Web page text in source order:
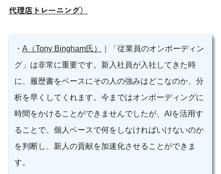
代理店トレーニング）
・ A（Tony Bingham氏）
｜「従業員のオンボーディン
グ」は非常に重要です。新入社員が入社してきた時
に、履歴書をベースにその人の強みはどこなのか、分
析を早くしてくれます。今まではオンボーディングに
時間をかけることができませんでしたが、AIを活用す
ることで、個人ベースで何をしなければいけないのか
を判断し、新人の貢献を加速化させることができま
す。